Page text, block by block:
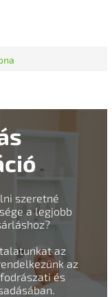
szeretné
a legjobb
az
az
és